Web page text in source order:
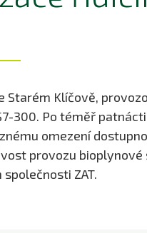
Starém Klíčově,
300. Po téměř
omezení
provozu
ZAT.